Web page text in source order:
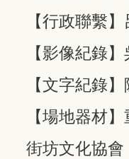
【行政聯繫
【影像紀錄
【文字紀錄
【場地器材
街坊文化協會